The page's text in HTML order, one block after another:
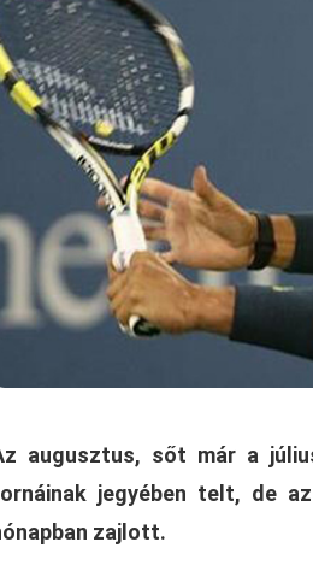
augusztus, sőt már a
jegyében telt, de
zajlott.